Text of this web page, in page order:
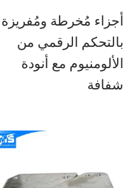
أجزاء مُخرطة ومُفريزة
بالتحكم الرقمي من
الألومنيوم مع أنودة
شفافة